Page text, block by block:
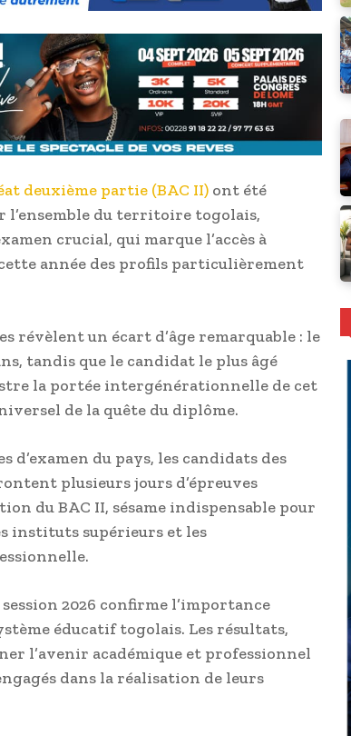
deuxième partie (BAC II) ont été
l’ensemble du territoire togolais,
crucial, qui marque l’accès à
année des profils particulièrement
révèlent un écart d’âge remarquable : le
tandis que le candidat le plus âgé
la portée intergénérationnelle de cet
de la quête du diplôme.
du pays, les candidats des
plusieurs jours d’épreuves
du BAC II, sésame indispensable pour
instituts supérieurs et les
2026 confirme l’importance
éducatif togolais. Les résultats,
l’avenir académique et professionnel
dans la réalisation de leurs